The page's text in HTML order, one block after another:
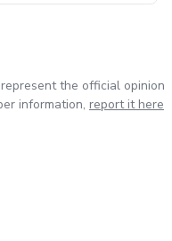
the official opinion
information, report it here